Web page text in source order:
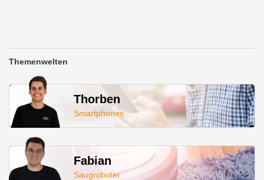
Themenwelten
Thorben
Smartphones
Fabian
Saugroboter